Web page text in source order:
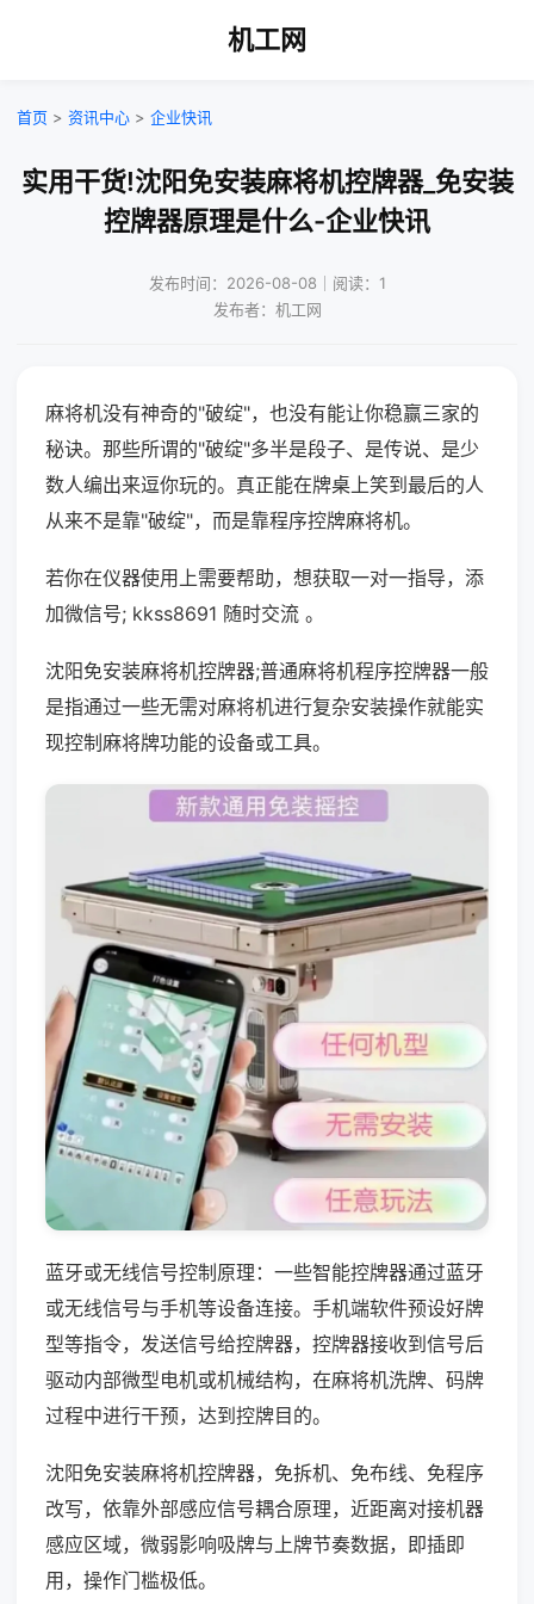
机工网
首页 > 资讯中心 > 企业快讯
实用干货!沈阳免安装麻将机控牌器_免安装
控牌器原理是什么-企业快讯
发布时间：2026-08-08｜阅读：1
发布者：机工网
麻将机没有神奇的"破绽"，也没有能让你稳赢三家的
秘诀。那些所谓的"破绽"多半是段子、是传说、是少
数人编出来逗你玩的。真正能在牌桌上笑到最后的人
从来不是靠"破绽"，而是靠程序控牌麻将机。
若你在仪器使用上需要帮助，想获取一对一指导，添
加微信号; kkss8691 随时交流 。
沈阳免安装麻将机控牌器;普通麻将机程序控牌器一般
是指通过一些无需对麻将机进行复杂安装操作就能实
现控制麻将牌功能的设备或工具。
蓝牙或无线信号控制原理：一些智能控牌器通过蓝牙
或无线信号与手机等设备连接。手机端软件预设好牌
型等指令，发送信号给控牌器，控牌器接收到信号后
驱动内部微型电机或机械结构，在麻将机洗牌、码牌
过程中进行干预，达到控牌目的。
沈阳免安装麻将机控牌器，免拆机、免布线、免程序
改写，依靠外部感应信号耦合原理，近距离对接机器
感应区域，微弱影响吸牌与上牌节奏数据，即插即
用，操作门槛极低。